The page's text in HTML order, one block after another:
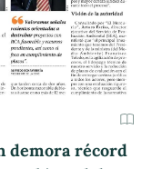
demora récord